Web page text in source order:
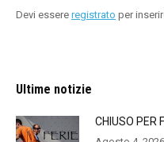
Devi essere registrato per
Ultime notizie
CHIUSO PER